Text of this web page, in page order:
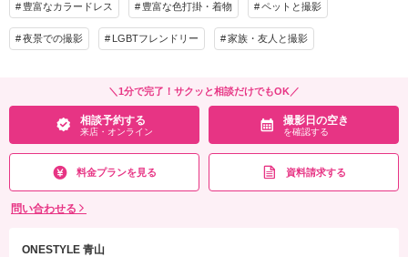
豊富なカラードレス 豊富な色打掛・着物 ペットと撮影
夜景での撮影 LGBTフレンドリー 家族・友人と撮影
＼1分で完了！サクッと相談だけでもOK／
相談予約する
来店・オンライン
撮影日の空き
を確認する
料金プランを見る 資料請求する
問い合わせる
ONESTYLE 青山